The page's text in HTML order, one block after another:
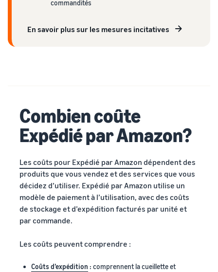
commandités
En savoir plus sur les mesures incitatives
Combien coûte
Expédié par Amazon?
Les coûts pour Expédié par Amazon dépendent des
produits que vous vendez et des services que vous
décidez d’utiliser. Expédié par Amazon utilise un
modèle de paiement à l’utilisation, avec des coûts
de stockage et d’expédition facturés par unité et
par commande.
Les coûts peuvent comprendre :
Coûts d’expédition : comprennent la cueillette et